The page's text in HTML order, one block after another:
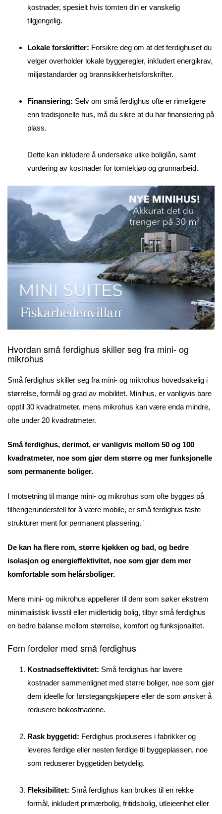
kostnader, spesielt hvis tomten din er vanskelig
tilgjengelig.
Lokale forskrifter: Forsikre deg om at det ferdighuset du
velger overholder lokale byggeregler, inkludert energikrav,
miljøstandarder og brannsikkerhetsforskrifter.
Finansiering: Selv om små ferdighus ofte er rimeligere
enn tradisjonelle hus, må du sikre at du har finansiering på
plass.
Dette kan inkludere å undersøke ulike boliglån, samt
vurdering av kostnader for tomtekjøp og grunnarbeid.
Hvordan små ferdighus skiller seg fra mini- og
mikrohus
Små ferdighus skiller seg fra mini- og mikrohus hovedsakelig i
størrelse, formål og grad av mobilitet. Minihus, er vanligvis bare
opptil 30 kvadratmeter, mens mikrohus kan være enda mindre,
ofte under 20 kvadratmeter.
Små ferdighus, derimot, er vanligvis mellom 50 og 100
kvadratmeter, noe som gjør dem større og mer funksjonelle
som permanente boliger.
I motsetning til mange mini- og mikrohus som ofte bygges på
tilhengerunderstell for å være mobile, er små ferdighus faste
strukturer ment for permanent plassering. '
De kan ha flere rom, større kjøkken og bad, og bedre
isolasjon og energieffektivitet, noe som gjør dem mer
komfortable som helårsboliger.
Mens mini- og mikrohus appellerer til dem som søker ekstrem
minimalistisk livsstil eller midlertidig bolig, tilbyr små ferdighus
en bedre balanse mellom størrelse, komfort og funksjonalitet.
Fem fordeler med små ferdighus
Kostnadseffektivitet: Små ferdighus har lavere
kostnader sammenlignet med større boliger, noe som gjør
dem ideelle for førstegangskjøpere eller de som ønsker å
redusere bokostnadene.
Rask byggetid: Ferdighus produseres i fabrikker og
leveres ferdige eller nesten ferdige til byggeplassen, noe
som reduserer byggetiden betydelig.
Fleksibilitet: Små ferdighus kan brukes til en rekke
formål, inkludert primærbolig, fritidsbolig, utleieenhet eller